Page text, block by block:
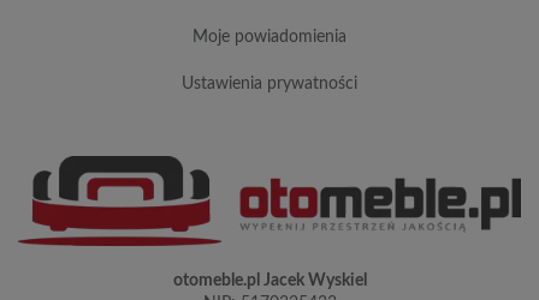
moje powiadomienia
ustawienia prywatności
otomeble.pl Jacek Wyskiel